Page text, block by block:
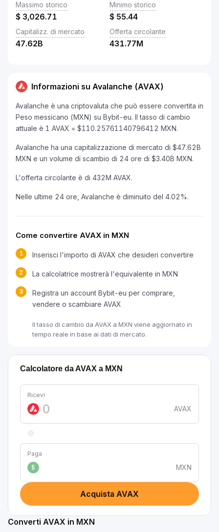
Massimo storico
$ 3,026.71
Minimo storico
$ 55.44
Capitalizz. di mercato
47.62B
Offerta circolante
431.77M
Informazioni su Avalanche (AVAX)
Avalanche è una criptovaluta che può essere convertita in
Peso messicano (MXN) su Bybit-eu. Il tasso di cambio
attuale è 1 AVAX = $110.25761140796412 MXN.
Avalanche ha una capitalizzazione di mercato di $47.62B
MXN e un volume di scambio di 24 ore di $3.40B MXN.
L'offerta circolante è di 432M AVAX.
Nelle ultime 24 ore, Avalanche è diminuito del 4.02%.
Come convertire AVAX in MXN
1 Inserisci l'importo di AVAX che desideri convertire
2 La calcolatrice mostrerà l'equivalente in MXN
3
Registra un account Bybit-eu per comprare,
vendere o scambiare AVAX
Il tasso di cambio da AVAX a MXN viene aggiornato in
tempo reale in base ai dati di mercato.
Calcolatore da AVAX a MXN
Ricevi
AVAX
Paga
$
MXN
Acquista AVAX
Converti AVAX in MXN